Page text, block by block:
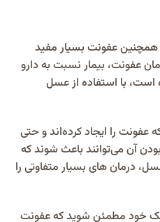
همچنین عفونت بسیار مفید
عفونت، بیمار نسبت به دارو
با استفاده از عسل
عفونت را ایجاد کرده‌اند و حتی
آن می‌توانند باعث شوند که
درمان‌ های بسیار متفاوتی را
خود مطمئن شوید که عفونت